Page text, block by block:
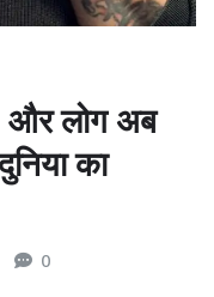
लोग अब
का
0